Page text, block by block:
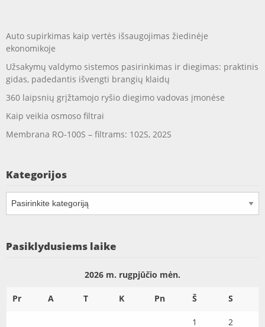
Auto supirkimas kaip vertės išsaugojimas žiedinėje
ekonomikoje
Užsakymų valdymo sistemos pasirinkimas ir diegimas: praktinis
gidas, padedantis išvengti brangių klaidų
360 laipsnių grįžtamojo ryšio diegimo vadovas įmonėse
Kaip veikia osmoso filtrai
Membrana RO-100S – filtrams: 102S, 202S
Kategorijos
Kategorijos
Pasiklydusiems laike
2026 m. rugpjūčio mėn.
Pr A T K Pn Š S
1 2